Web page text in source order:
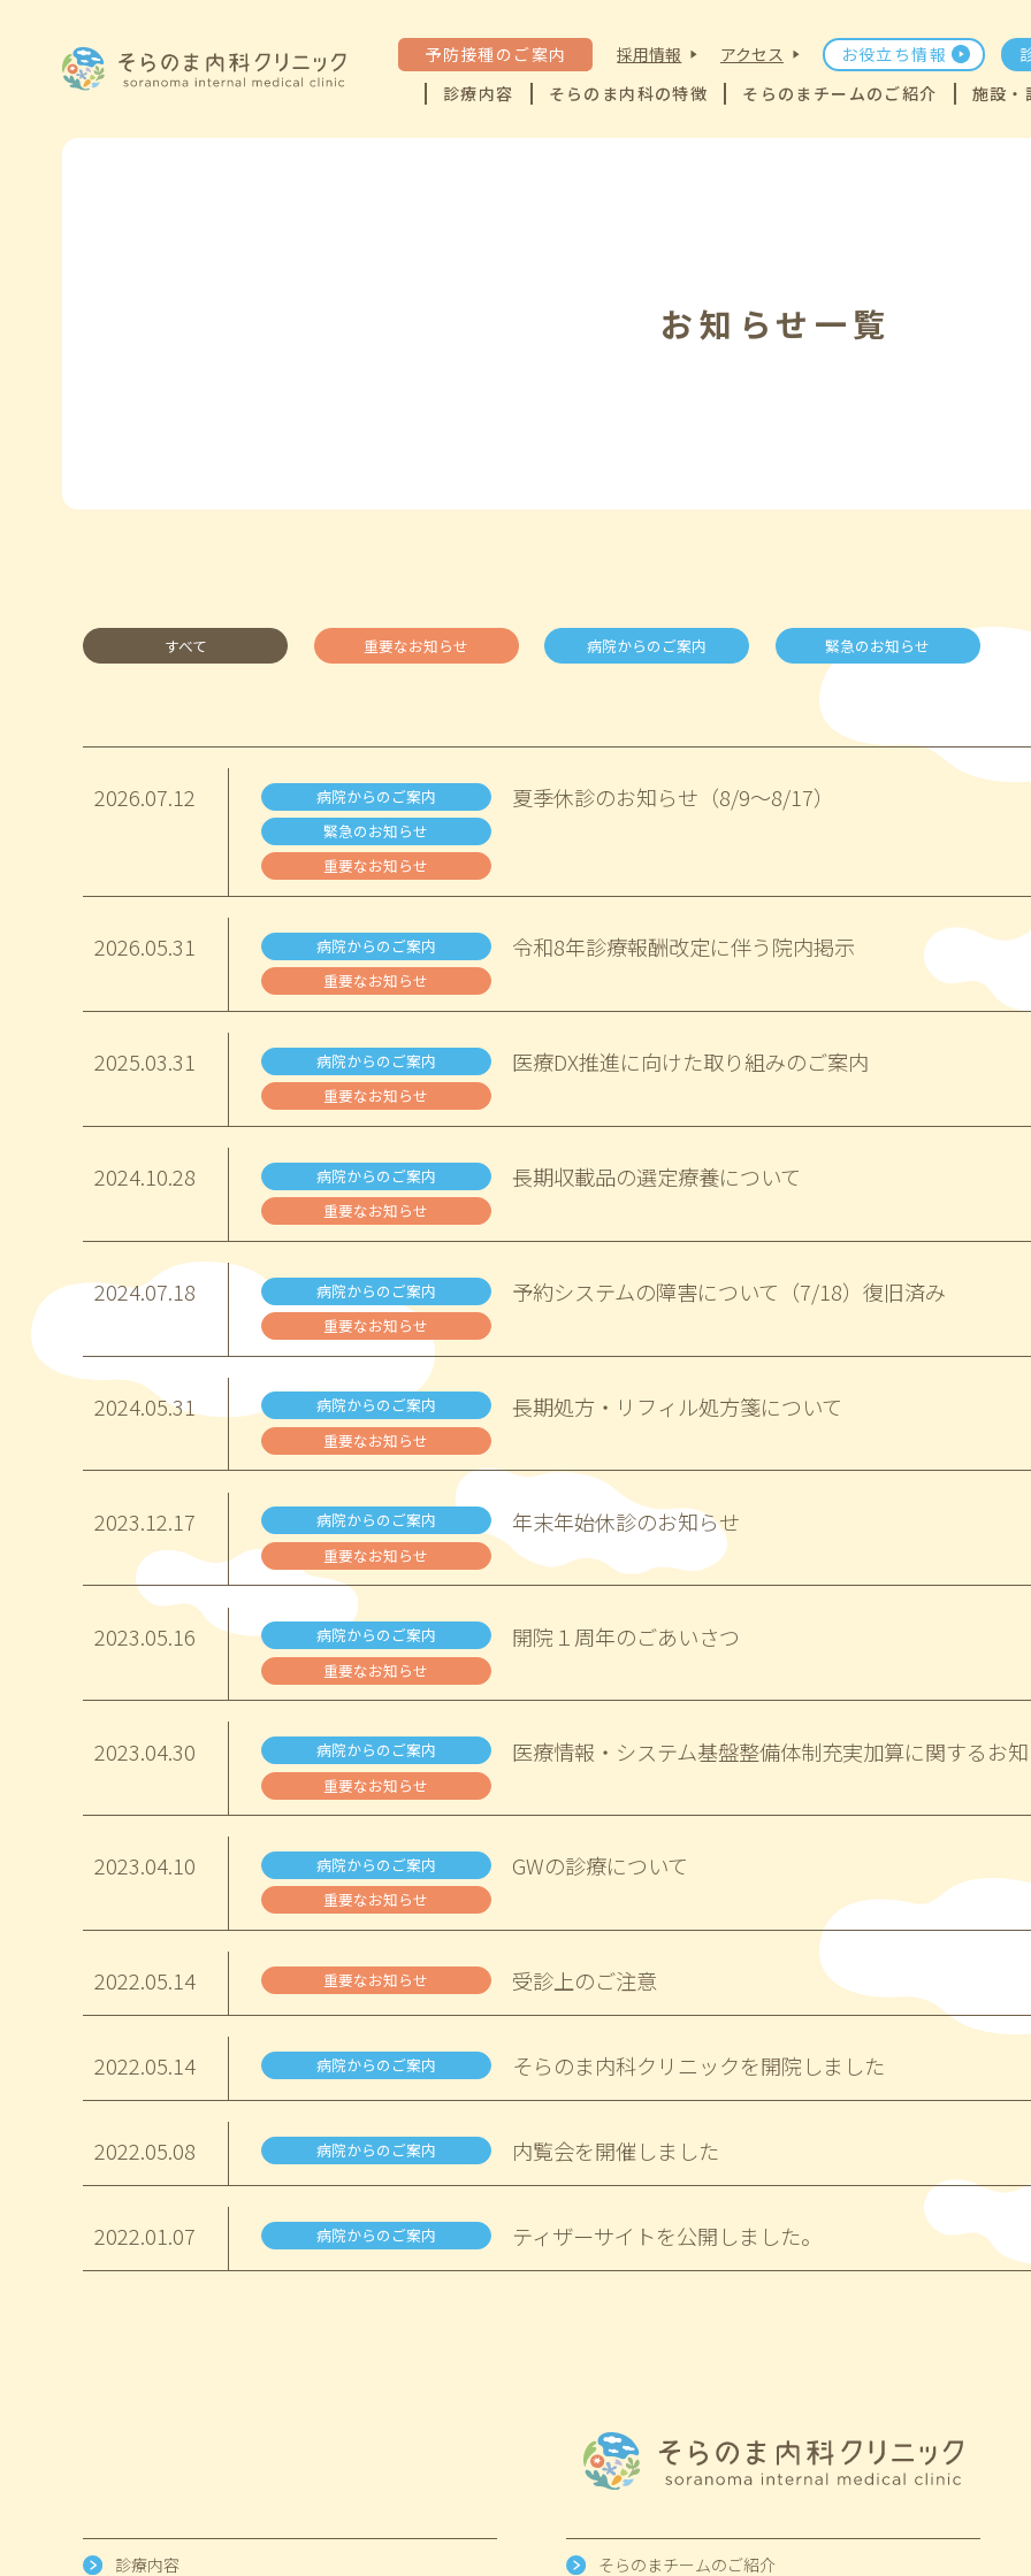
予防接種のご案内 採用情報 アクセス お役立ち情報
診療内容
そらのま内科の特徴 そらのまチームのご紹介 施設・
お知らせ一覧
すべて 重要なお知らせ 病院からのご案内 緊急のお知らせ
2026.07.12
病院からのご案内
緊急のお知らせ
重要なお知らせ
夏季休診のお知らせ（8/9～8/17）
2026.05.31
病院からのご案内
重要なお知らせ
令和8年診療報酬改定に伴う院内掲示
2025.03.31
病院からのご案内
重要なお知らせ
医療DX推進に向けた取り組みのご案内
2024.10.28
病院からのご案内
重要なお知らせ
長期収載品の選定療養について
2024.07.18
病院からのご案内
重要なお知らせ
予約システムの障害について（7/18）復旧済み
2024.05.31
病院からのご案内
重要なお知らせ
長期処方・リフィル処方箋について
2023.12.17
病院からのご案内
重要なお知らせ
年末年始休診のお知らせ
2023.05.16
病院からのご案内
重要なお知らせ
開院１周年のごあいさつ
2023.04.30
病院からのご案内
重要なお知らせ
医療情報・システム基盤整備体制充実加算に関するお
2023.04.10
病院からのご案内
重要なお知らせ
GWの診療について
2022.05.14 重要なお知らせ 受診上のご注意
2022.05.14 病院からのご案内 そらのま内科クリニックを開院しました
2022.05.08 病院からのご案内 内覧会を開催しました
2022.01.07 病院からのご案内 ティザーサイトを公開しました。
診療内容 そらのまチームのご紹介